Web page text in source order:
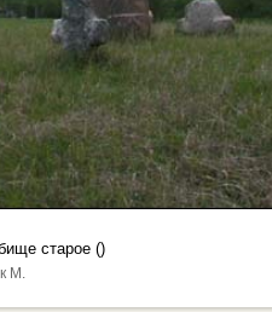
старое ()
М.